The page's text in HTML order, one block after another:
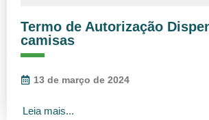
Termo de Autorização
camisas
13 de março de 2024
Leia mais...